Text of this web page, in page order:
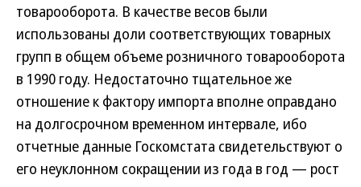
товарооборота. В качестве весов были
использованы доли соответствующих товарных
групп в общем объеме розничного товарооборота
в 1990 году. Недостаточно тщательное же
отношение к фактору импорта вполне оправдано
на долгосрочном временном интервале, ибо
отчетные данные Госкомстата свидетельствуют о
его неуклонном сокращении из года в год — рост